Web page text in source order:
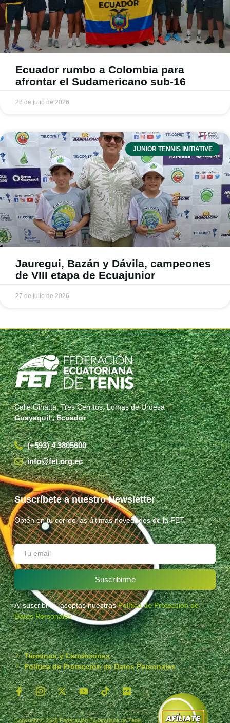
Ecuador rumbo a Colombia para
afrontar el Sudamericano sub-16
28 de julio de 2026
JUNIOR TENNIS INITIATIVE
Jauregui, Bazán y Dávila, campeones
de VIII etapa de Ecuajunior
27 de julio de 2026
Calle Ginatta, Tres Cerritos, Lomas de Urdesa
Guayaquil , Ecuador
(+593) 4 3805600
info@fet.org.ec
Suscríbete a nuestro Newsletter
Obtén en tu correo las últimas novedades de la FET.
Suscribirme
Al suscribirte, aceptas nuestrasPolítica de Protección de
Datos Personales.
Términos y Condiciones
Política de Protección de Datos Personales
Copyright © 2025 Federación Ecuatoriana de Tenis